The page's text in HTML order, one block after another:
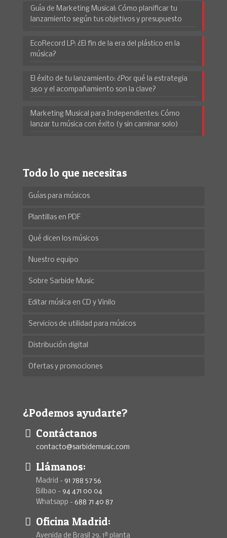
Guía de Marketing Musical: Cómo planificar tu
lanzamiento según tus objetivos y presupuesto
EcoRecord LP: ¿El fin de la era del plástico en la
música?
El éxito de tu lanzamiento: ¿Por qué la estrategia
360 y el acompañamiento son la clave?
Marketing Musical para Independientes: Cómo
lanzar tu música con éxito (y sin caminar solo)
Todo lo que necesitas
Guías para músicos
Plantillas en PDF
Qué dicen los músicos
Nuestro equipo
Sobre Sarbide Music
Editar música en CD y Vinilo
Servicios de utilidad para músicos
Distribución digital
Ofertas y promociones
¿Podemos ayudarte?
Contáctanos
contacto@sarbidemusic.com
Llámanos:
Madrid - 91 788 57 56
Bilbao - 94 471 00 04
Whatsapp - 688 71 40 87
Oficina Madrid:
Avenida de Brasil 29, 1ª planta